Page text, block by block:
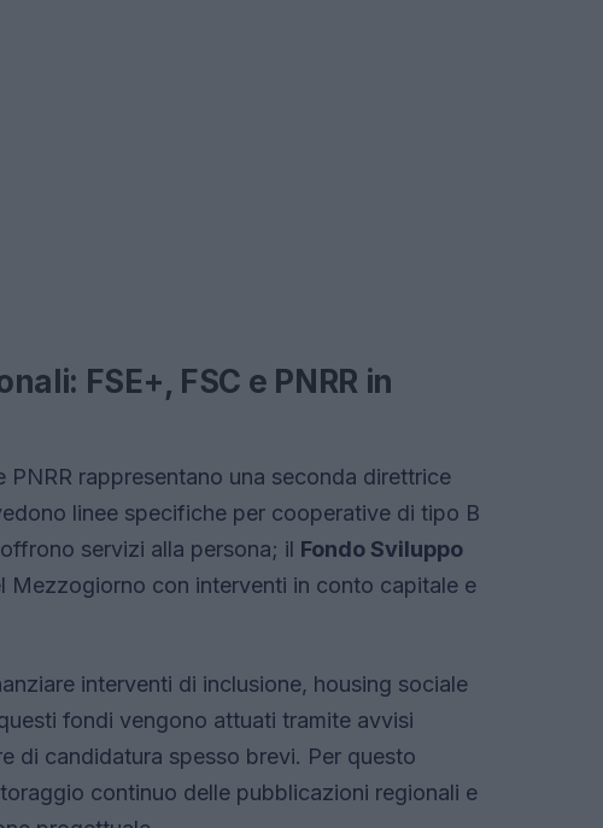
FSE+, FSC e PNRR in
rappresentano una seconda direttrice
linee specifiche per cooperative di tipo B
servizi alla persona; il Fondo Sviluppo
Mezzogiorno con interventi in conto capitale e
interventi di inclusione, housing sociale
fondi vengono attuati tramite avvisi
di candidatura spesso brevi. Per questo
continuo delle pubblicazioni regionali e